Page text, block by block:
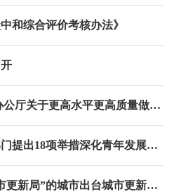
和综合评价考核办法》
中共中央办公厅 国务院办公厅关于更高水平更高质量做好节能降碳工作的意见
焕新城市宜居空间，15部门提出18项举措深化青年发展型城市建设
全国首个挂牌“住房和城市更新局”的城市出台城市更新条例